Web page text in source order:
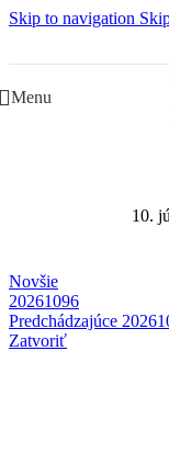
Skip to navigation
Menu
10.
Novšie
20261096
Predchádzajúce
Zatvoriť